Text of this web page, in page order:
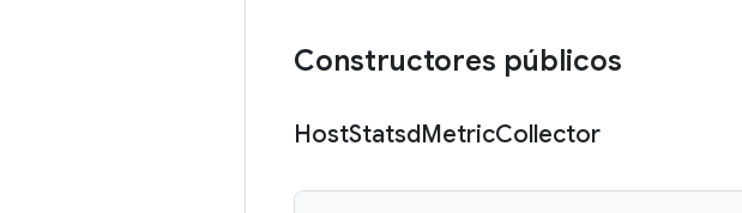
Constructores públicos
HostStatsdMetricCollector